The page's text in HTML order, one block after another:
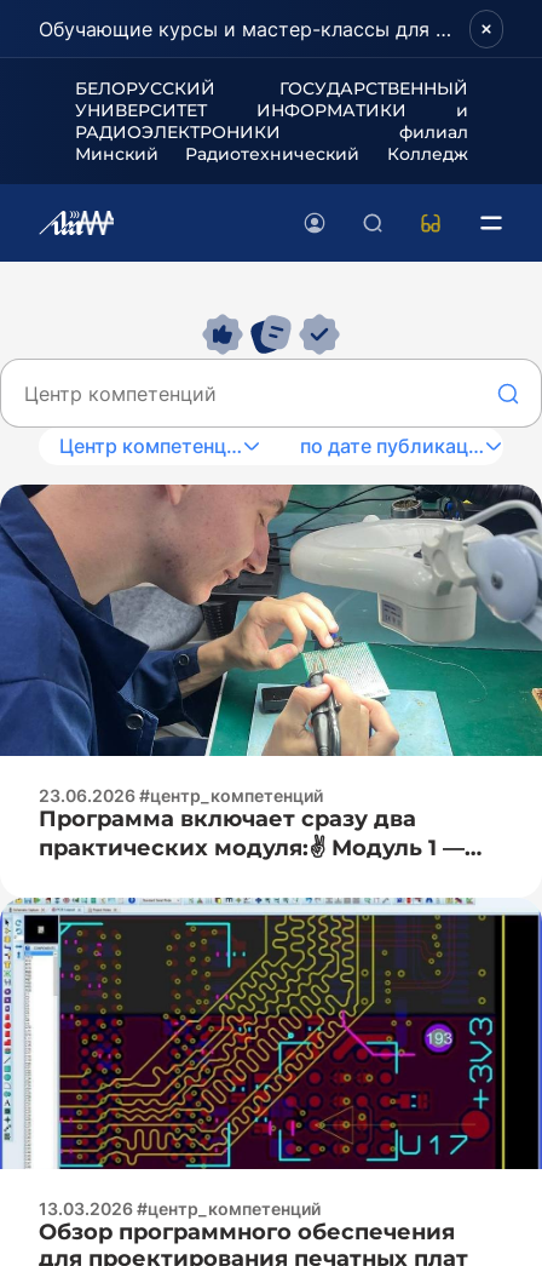
Обучающие курсы и мастер-классы для школьников и абитуриентов!
БЕЛОРУССКИЙ ГОСУДАРСТВЕННЫЙ
УНИВЕРСИТЕТ ИНФОРМАТИКИ и
РАДИОЭЛЕКТРОНИКИ филиал
Минский Радиотехнический Колледж
Центр компетенций по дате публикации
23.06.2026 #центр_компетенций
Программа включает сразу два
практических модуля:✌️ Модуль 1 —
работа с цифровыми мультиметрами
(измерение напряжения, тока,
сопротивления); — основы работы с
осциллографом (наблюдение формы
сигнала); — определение и
13.03.2026 #центр_компетенций
Обзор программного обеспечения
для проектирования печатных плат